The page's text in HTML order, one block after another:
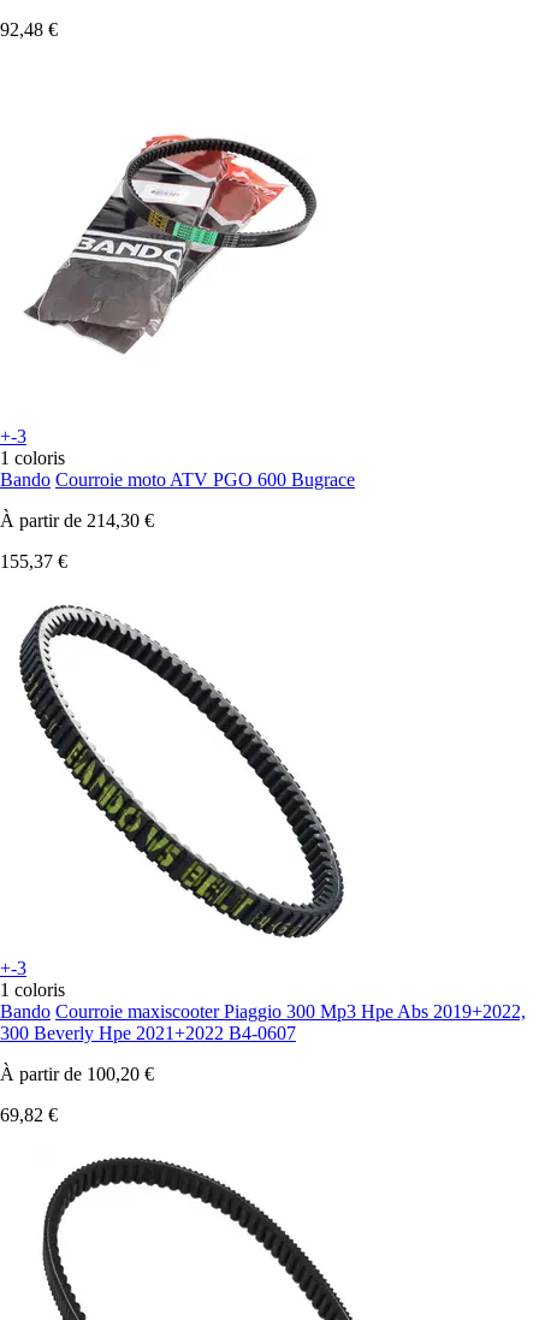
92,48 €
+-3
1 coloris
Bando Courroie moto ATV PGO 600 Bugrace
À partir de 214,30 €
155,37 €
+-3
1 coloris
Bando Courroie maxiscooter Piaggio 300 Mp3 Hpe Abs 2019+2022,
300 Beverly Hpe 2021+2022 B4-0607
À partir de 100,20 €
69,82 €